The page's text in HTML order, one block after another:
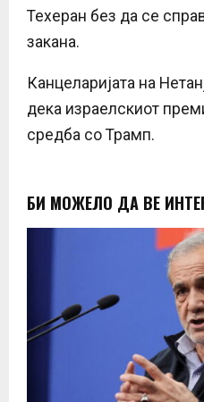
Техеран без да се
закана.
Канцеларијата на
дека израелскиот
средба со Трамп.
БИ МОЖЕЛО ДА ВЕ